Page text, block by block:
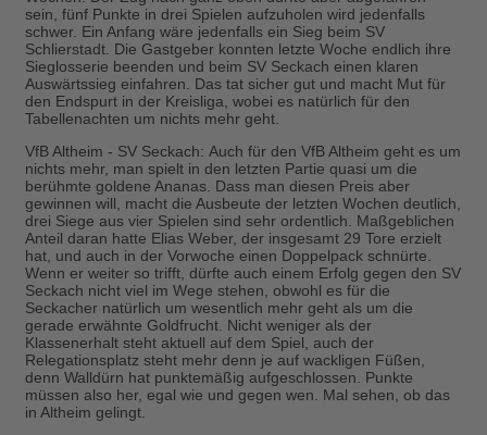
sein, fünf Punkte in drei Spielen aufzuholen wird jedenfalls
schwer. Ein Anfang wäre jedenfalls ein Sieg beim SV
Schlierstadt. Die Gastgeber konnten letzte Woche endlich ihre
Sieglosserie beenden und beim SV Seckach einen klaren
Auswärtssieg einfahren. Das tat sicher gut und macht Mut für
den Endspurt in der Kreisliga, wobei es natürlich für den
Tabellenachten um nichts mehr geht.
VfB Altheim - SV Seckach: Auch für den VfB Altheim geht es um
nichts mehr, man spielt in den letzten Partie quasi um die
berühmte goldene Ananas. Dass man diesen Preis aber
gewinnen will, macht die Ausbeute der letzten Wochen deutlich,
drei Siege aus vier Spielen sind sehr ordentlich. Maßgeblichen
Anteil daran hatte Elias Weber, der insgesamt 29 Tore erzielt
hat, und auch in der Vorwoche einen Doppelpack schnürte.
Wenn er weiter so trifft, dürfte auch einem Erfolg gegen den SV
Seckach nicht viel im Wege stehen, obwohl es für die
Seckacher natürlich um wesentlich mehr geht als um die
gerade erwähnte Goldfrucht. Nicht weniger als der
Klassenerhalt steht aktuell auf dem Spiel, auch der
Relegationsplatz steht mehr denn je auf wackligen Füßen,
denn Walldürn hat punktemäßig aufgeschlossen. Punkte
müssen also her, egal wie und gegen wen. Mal sehen, ob das
in Altheim gelingt.